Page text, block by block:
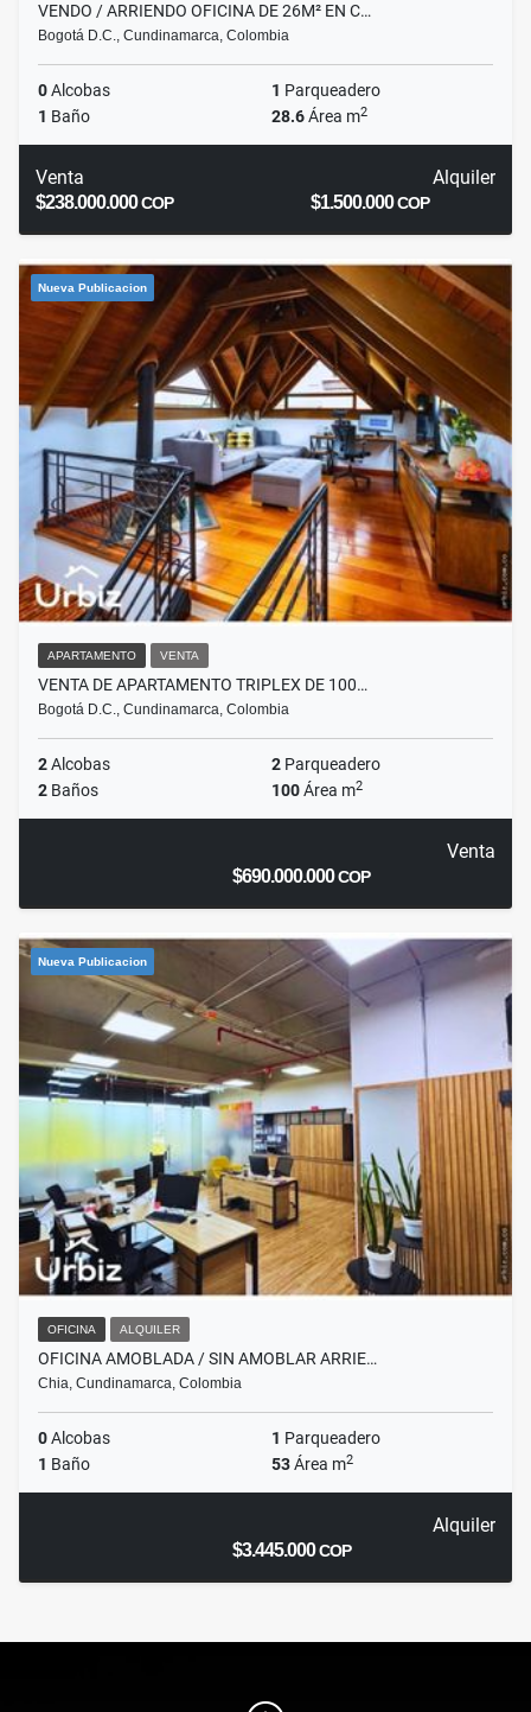
VENDO / ARRIENDO OFICINA DE 26M² EN C…
Bogotá D.C., Cundinamarca, Colombia
0Alcobas 1 Parqueadero
1 Baño 28.6Área m2
Venta
$238.000.000COP
Alquiler
$1.500.000COP
Nueva Publicacion
APARTAMENTO VENTA
VENTA DE APARTAMENTO TRIPLEX DE 100…
Bogotá D.C., Cundinamarca, Colombia
2Alcobas 2 Parqueadero
2 Baños 100Área m2
Venta
$690.000.000COP
Nueva Publicacion
OFICINA ALQUILER
OFICINA AMOBLADA / SIN AMOBLAR ARRIE…
Chia, Cundinamarca, Colombia
0Alcobas 1 Parqueadero
1 Baño 53Área m2
Alquiler
$3.445.000COP